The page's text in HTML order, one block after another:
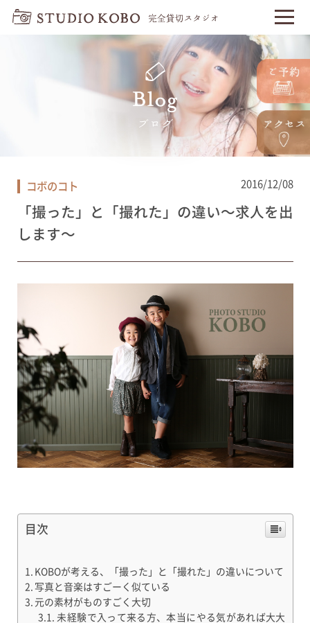
「撮った」と「撮れた」の違い〜求人を出
します〜
2016/12/08
コボのコト
目次
KOBOが考える、「撮った」と「撮れた」の違いについて
写真と音楽はすごーく似ている
元の素材がものすごく大切
未経験で入って来る方、本当にやる気があれば大大